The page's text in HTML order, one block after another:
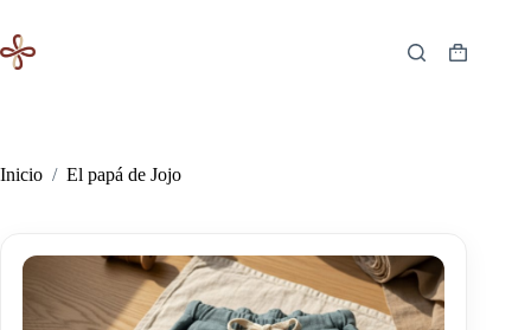
contenido
Carro
Inicio / El papá de Jojo